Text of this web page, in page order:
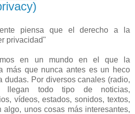
piensa que el derecho a la
privacidad"
en un mundo en el que la
más que nunca antes es un heco
dudas. Por diversos canales (radio,
llegan todo tipo de noticias,
vídeos, estados, sonidos, textos,
algo, unos cosas más interesantes,